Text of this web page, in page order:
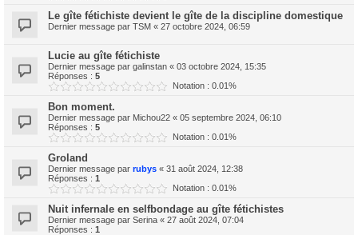
Le gîte fétichiste devient le gîte de la discipline domestique
Dernier message par TSM « 27 octobre 2024, 06:59
Lucie au gîte fétichiste
Dernier message par galinstan « 03 octobre 2024, 15:35
Réponses : 5
Notation : 0.01%
Bon moment.
Dernier message par Michou22 « 05 septembre 2024, 06:10
Réponses : 5
Notation : 0.01%
Groland
Dernier message par rubys « 31 août 2024, 12:38
Réponses : 1
Notation : 0.01%
Nuit infernale en selfbondage au gîte fétichistes
Dernier message par Serina « 27 août 2024, 07:04
Réponses : 1